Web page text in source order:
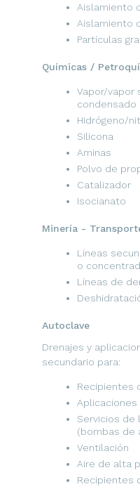
Aislamiento
Aislamiento
Partículas
Químicas /
Vapor/vapor
condensado
Hidrógeno/
Silicona
Aminas
Polvo de
Catalizador
Isocianato
Minería -
Líneas
o
Líneas de
Autoclave
Drenajes y
secundario para:
Recipientes
Servicios de
(bombas de
Ventilación
Aire de alta
Recipientes